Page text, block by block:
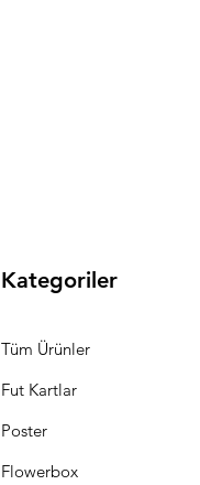
Kategoriler
Tüm Ürünler
Fut Kartlar
Poster
Flowerbox